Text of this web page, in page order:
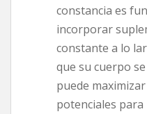
constancia es
incorporar
constante a lo
que su cuerpo
puede
potenciales para